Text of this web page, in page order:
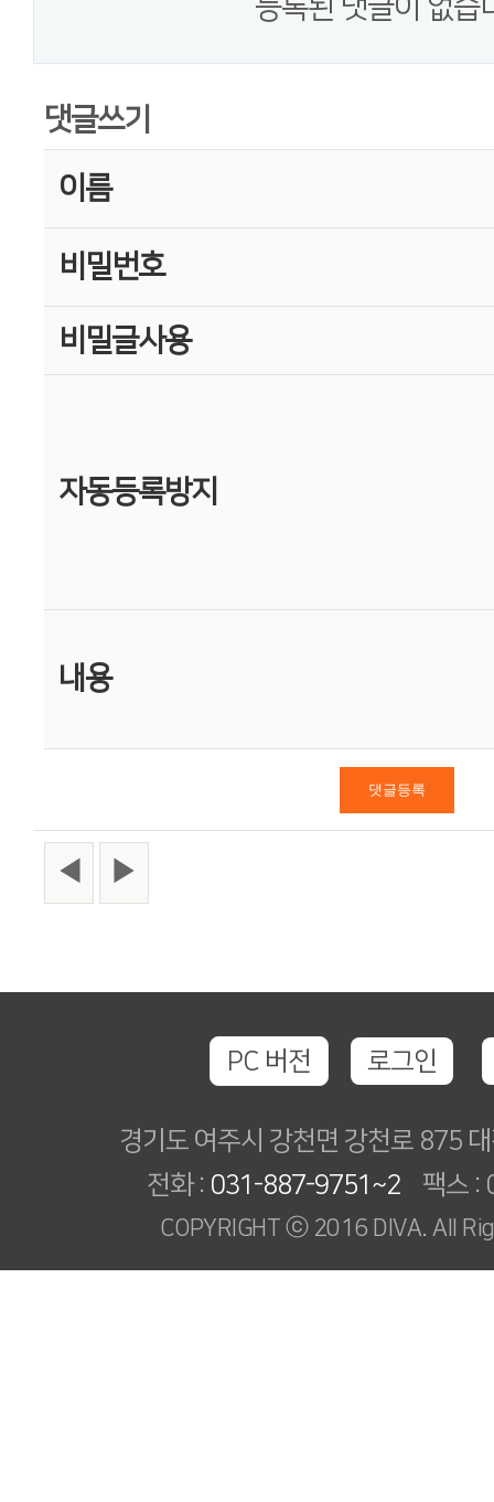
등록된 댓글이 없습
댓글쓰기
이름
비밀번호
비밀글사용
자동등록방지
내용
◀ ▶
PC 버전 로그인
경기도 여주시 강천면 강천로 875
전화 : 031-887-9751~2 팩스 :
COPYRIGHT ⓒ 2016 DIVA. All